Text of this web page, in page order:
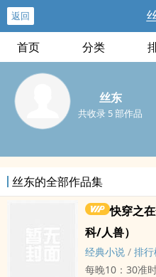
返回
首页 分类
丝东
共收录 5 部作品
丝东的全部作品集
快穿之
科/人兽）
经典小说 / 排
每晚10：30准